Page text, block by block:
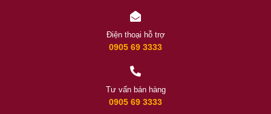
Điện thoại hỗ trợ
0905 69 3333
Tư vấn bán hàng
0905 69 3333